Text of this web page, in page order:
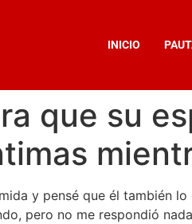
INICIO
que su
y pensé que él también
pero no me respondió